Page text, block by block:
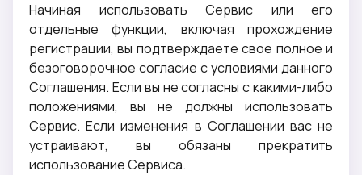
Начиная использовать Сервис или его
отдельные функции, включая прохождение
регистрации, вы подтверждаете свое полное и
безоговорочное согласие с условиями данного
Соглашения. Если вы не согласны с какими-либо
положениями, вы не должны использовать
Сервис. Если изменения в Соглашении вас не
устраивают, вы обязаны прекратить
использование Сервиса.